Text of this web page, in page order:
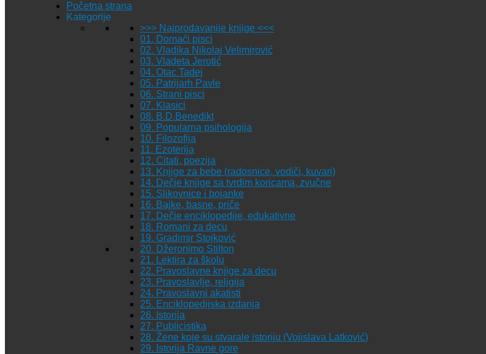
Početna strana
Kategorije
>>> Najprodavanije knjige <<<
01. Domaći pisci
02. Vladika Nikolaj Velimirović
03. Vladeta Jerotić
04. Otac Tadej
05. Patrijarh Pavle
06. Strani pisci
07. Klasici
08. B.D.Benedikt
09. Popularna psihologija
10. Filozofija
11. Ezoterija
12. Citati, poezija
13. Knjige za bebe (radosnice, vodiči, kuvari)
14. Dečje knjige sa tvrdim koricama, zvučne
15. Slikovnice i bojanke
16. Bajke, basne, priče
17. Dečje enciklopedije, edukativne
18. Romani za decu
19. Gradimir Stojković
20. Džeronimo Stilton
21. Lektira za školu
22. Pravoslavne knjige za decu
23. Pravoslavlje, religija
24. Pravoslavni akatisti
25. Enciklopedijska izdanja
26. Istorija
27. Publicistika
28. Žene koje su stvarale istoriju (Vojislava Latković)
29. Istorija Ravne gore